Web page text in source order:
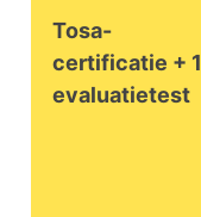
Tosa-
certificatie + 1
evaluatietest